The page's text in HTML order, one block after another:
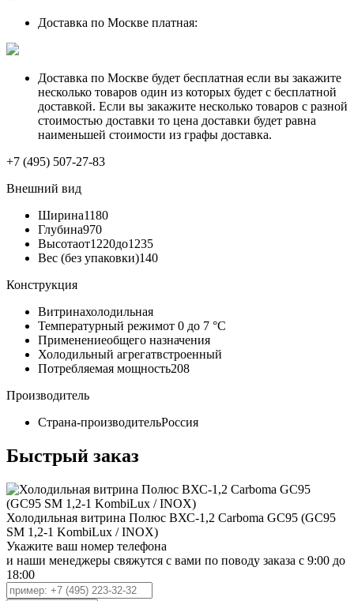
Доставка по Москве платная:
Доставка по Москве будет бесплатная если вы закажите
несколько товаров один из которых будет с бесплатной
доставкой. Если вы закажите несколько товаров с разной
стоимостью доставки то цена доставки будет равна
наименьшей стоимости из графы доставка.
+7 (495) 507-27-83
Внешний вид
Ширина1180
Глубина970
Высотаот1220до1235
Вес (без упаковки)140
Конструкция
Витринахолодильная
Температурный режимот 0 до 7 °C
Применениеобщего назначения
Холодильный агрегатвстроенный
Потребляемая мощность208
Производитель
Страна-производительРоссия
Быстрый заказ
Холодильная витрина Полюс ВХС-1,2 Carboma GC95 (GC95
SM 1,2-1 KombiLux / INOX)
Укажите ваш номер телефона
и наши менеджеры свяжутся с вами по поводу заказа с 9:00 до
18:00